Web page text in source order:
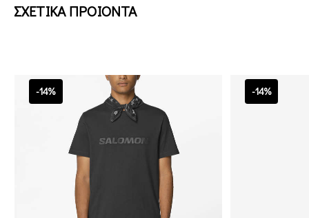
ΣΧΕΤΙΚΑ ΠΡΟΙΟΝΤΑ
-14% -14%